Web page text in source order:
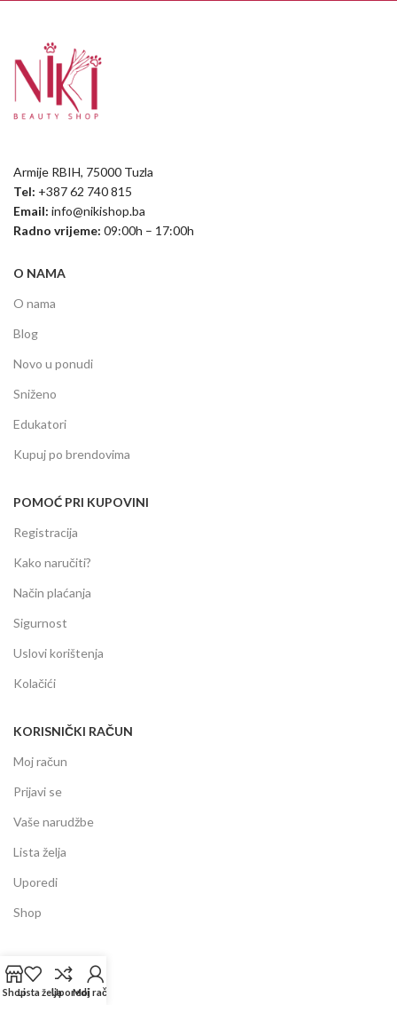
Armije RBIH, 75000 Tuzla
Tel: +387 62 740 815
Email: info@nikishop.ba
Radno vrijeme: 09:00h – 17:00h
O NAMA
O nama
Blog
Novo u ponudi
Sniženo
Edukatori
Kupuj po brendovima
POMOĆ PRI KUPOVINI
Registracija
Kako naručiti?
Način plaćanja
Sigurnost
Uslovi korištenja
Kolačići
KORISNIČKI RAČUN
Moj račun
Prijavi se
Vaše narudžbe
Lista želja
Uporedi
Shop
Prodajni centar
ShopLista željaUporediMoj račun